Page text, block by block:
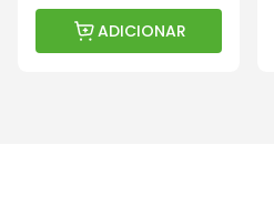
ADICIONAR